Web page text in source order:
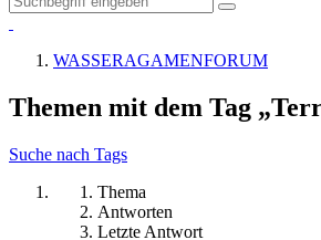
WASSERAGAMENFORUM
Themen mit dem Tag
Suche nach Tags
Thema
Antworten
Letzte Antwort